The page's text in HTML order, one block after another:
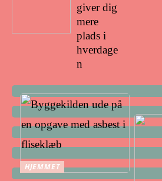
giver dig
mere
plads i
hverdage
n
HJEMMET